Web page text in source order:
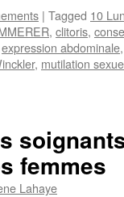
| Tagged 10
, clitoris,
expression abdominale
, mutilation
femmes
Lahaye